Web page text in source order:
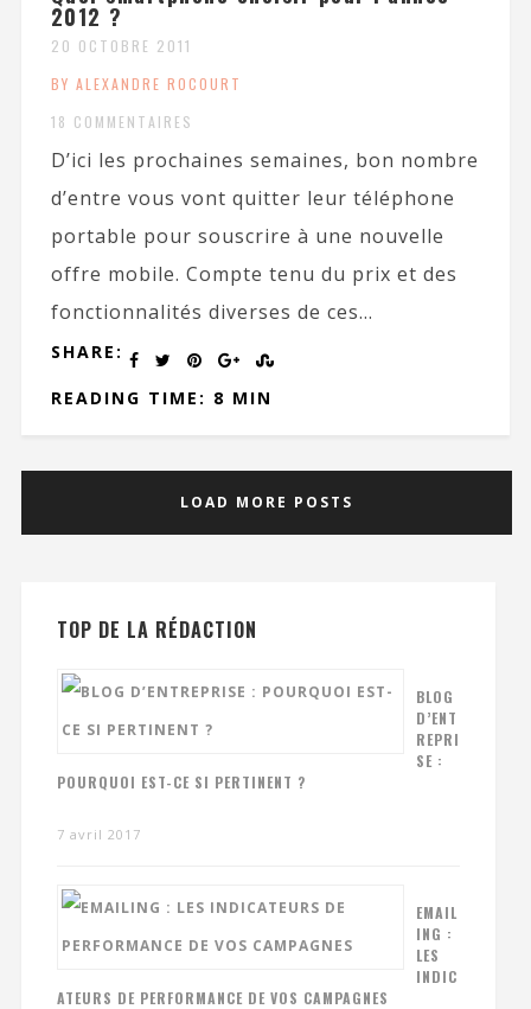
2012 ?
20 OCTOBRE 2011
BY ALEXANDRE ROCOURT
18 COMMENTAIRES
D’ici les prochaines semaines, bon nombre
d’entre vous vont quitter leur téléphone
portable pour souscrire à une nouvelle
offre mobile. Compte tenu du prix et des
fonctionnalités diverses de ces...
SHARE:
READING TIME: 8 MIN
LOAD MORE POSTS
TOP DE LA RÉDACTION
BLOG
D’ENT
REPRI
SE :
POURQUOI EST-CE SI PERTINENT ?
7 avril 2017
EMAIL
ING :
LES
INDIC
ATEURS DE PERFORMANCE DE VOS CAMPAGNES